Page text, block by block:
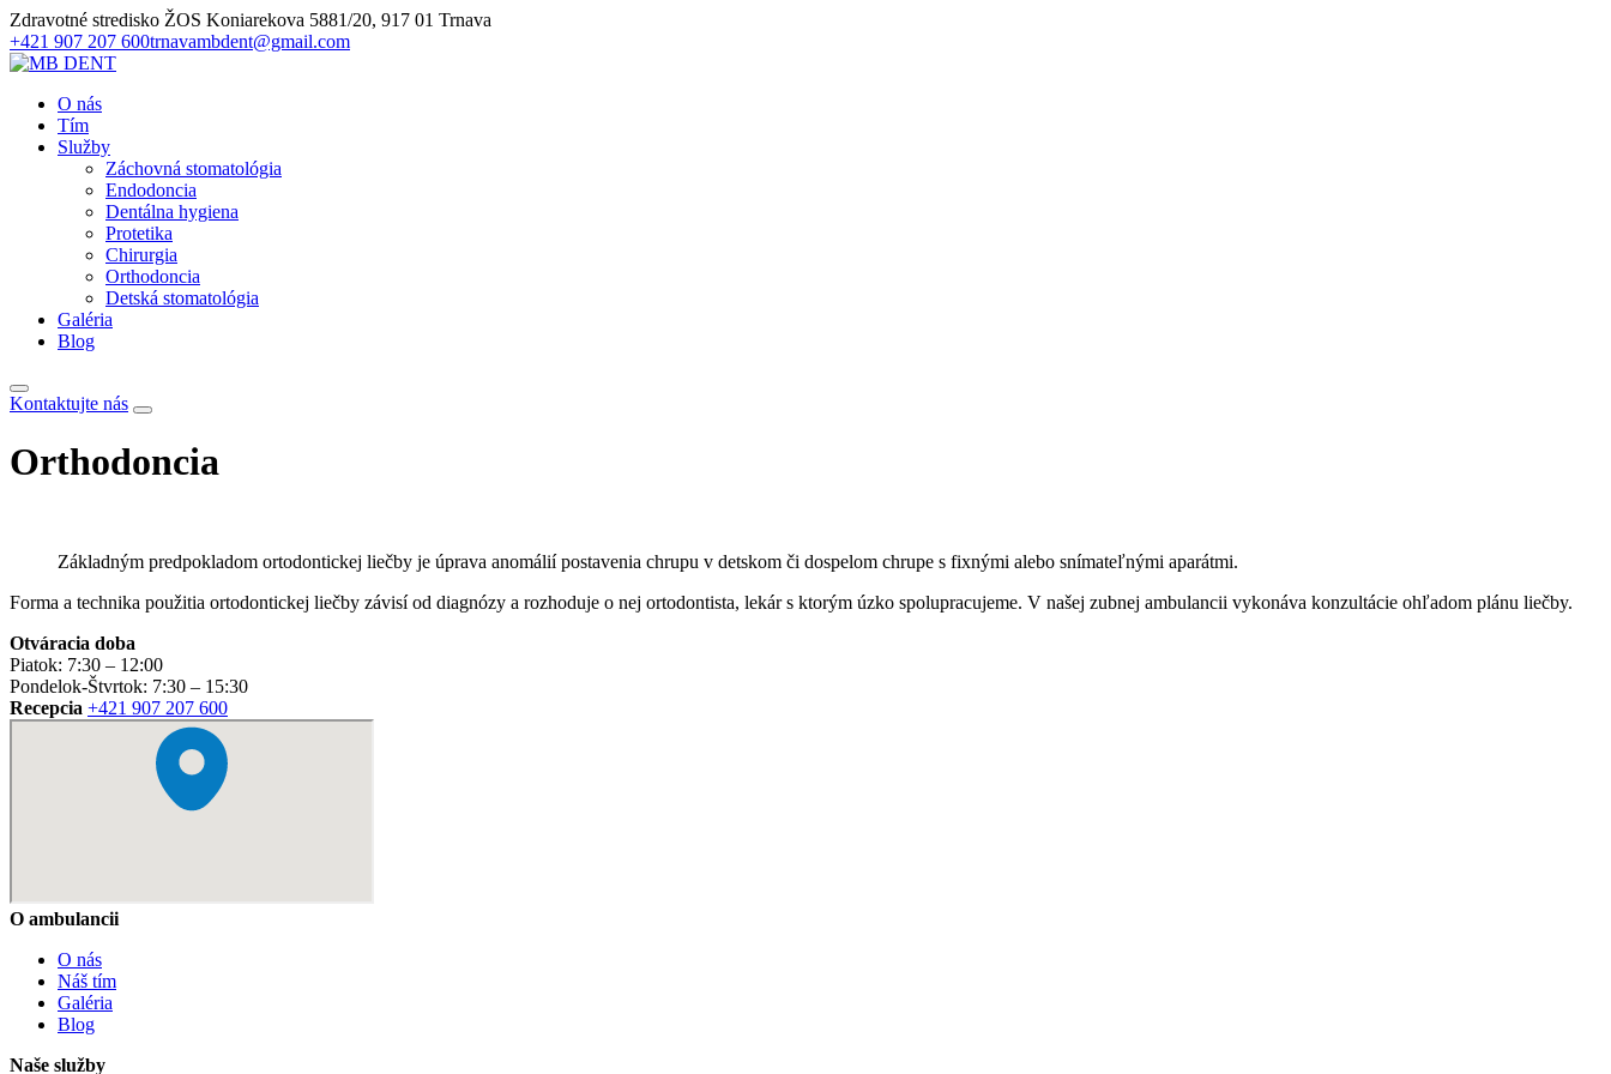
Zdravotné stredisko ŽOS Koniarekova 5881/20, 917 01 Trnava
+421 907 207 600trnavambdent@gmail.com
O nás
Tím
Služby
Záchovná stomatológia
Endodoncia
Dentálna hygiena
Protetika
Chirurgia
Orthodoncia
Detská stomatológia
Galéria
Blog
Kontaktujte nás
Orthodoncia
Základným predpokladom ortodontickej liečby je úprava anomálií postavenia chrupu v detskom či dospelom chrupe s fixnými alebo snímateľnými aparátmi.
Forma a technika použitia ortodontickej liečby závisí od diagnózy a rozhoduje o nej ortodontista, lekár s ktorým úzko spolupracujeme. V našej zubnej ambulancii vykonáva konzultácie ohľadom plánu liečby.
Otváracia doba
Piatok: 7:30 – 12:00
Pondelok-Štvrtok: 7:30 – 15:30
Recepcia +421 907 207 600
O ambulancii
O nás
Náš tím
Galéria
Blog
Naše služby